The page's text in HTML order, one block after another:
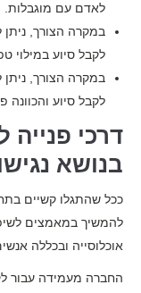
לאדם עם מוגבלות.
במקרה הצורך,
לקבל סיוע במילוי
במקרה הצורך, ניתן
לקבל סיוע
דרכי
בנושא
ככל שהתגלו קשיים
להמשיך במאמצים
אוכלוסייה ובכללה
החברה מעמידה עבור